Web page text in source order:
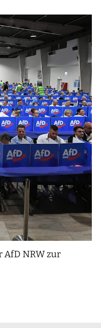
AfD NRW zur